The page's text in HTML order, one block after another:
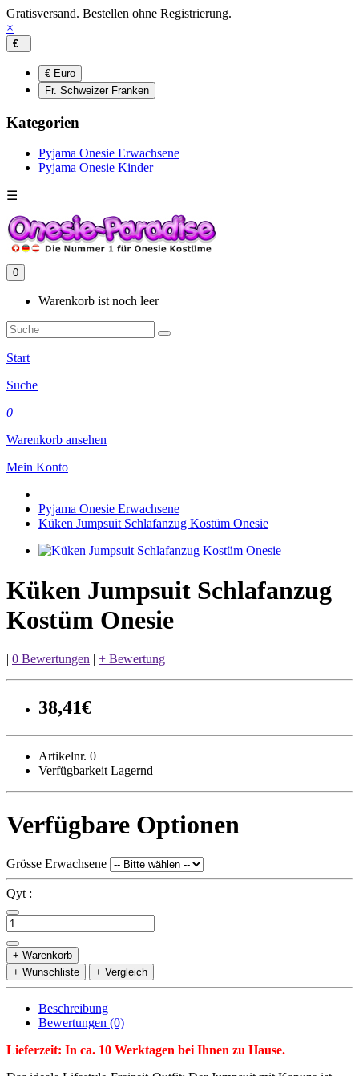
Gratisversand. Bestellen ohne Registrierung.
×
€
€ Euro
Fr. Schweizer Franken
Kategorien
Pyjama Onesie Erwachsene
Pyjama Onesie Kinder
☰
0
Warenkorb ist noch leer
Start
Suche
0
Warenkorb ansehen
Mein Konto
Pyjama Onesie Erwachsene
Küken Jumpsuit Schlafanzug Kostüm Onesie
Küken Jumpsuit Schlafanzug
Kostüm Onesie
| 0 Bewertungen | + Bewertung
38,41€
Artikelnr. 0
Verfügbarkeit Lagernd
Verfügbare Optionen
Grösse Erwachsene
Qyt :
+ Warenkorb
+ Wunschliste
+ Vergleich
Beschreibung
Bewertungen (0)
Lieferzeit: In ca. 10 Werktagen bei Ihnen zu Hause.